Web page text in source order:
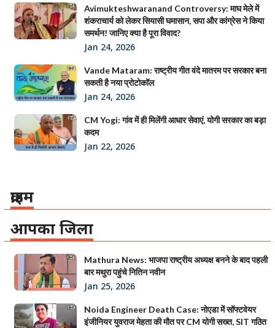
Avimukteshwaranand Controversy: माघ मेले में
शंकराचार्य को लेकर सियासी घमासान, सपा और कांग्रेस ने किया
समर्थन! जानिए क्या है पूरा विवाद?
Jan 24, 2026
Vande Mataram: राष्ट्रीय गीत वंदे मातरम पर सरकार बना
सकती है नया प्रोटोकॉल
Jan 24, 2026
CM Yogi: गांव में ही मिलेंगी आधार सेवाएं, योगी सरकार का बड़ा
कदम
Jan 22, 2026
क्राइम
आपका जिला
Mathura News: भाजपा राष्ट्रीय अध्यक्ष बनने के बाद पहली
बार मथुरा पहुंचे नितिन नवीन
Jan 25, 2026
Noida Engineer Death Case: नोएडा में सॉफ्टवेयर
इंजीनियर युवराज मेहता की मौत पर CM योगी सख्त, SIT गठित